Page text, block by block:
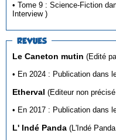
• Tome 9 : Science-Fiction dans tous ses
Interview )
REVUES
Le Caneton mutin
Etherval
L' Indé Panda